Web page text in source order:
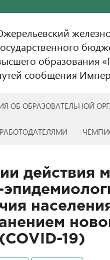
образования
сообщения
ОБ ОБРАЗОВАТЕЛЬНОЙ
действия
19)